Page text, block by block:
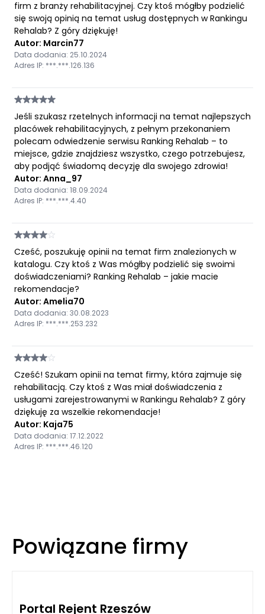
firm z branży rehabilitacyjnej. Czy ktoś mógłby podzielić
się swoją opinią na temat usług dostępnych w Rankingu
Rehalab? Z góry dziękuję!
Autor: Marcin77
Data dodania: 25.10.2024
Adres IP: ***.***.126.136
Jeśli szukasz rzetelnych informacji na temat najlepszych
placówek rehabilitacyjnych, z pełnym przekonaniem
polecam odwiedzenie serwisu Ranking Rehalab – to
miejsce, gdzie znajdziesz wszystko, czego potrzebujesz,
aby podjąć świadomą decyzję dla swojego zdrowia!
Autor: Anna_97
Data dodania: 18.09.2024
Adres IP: ***.***.4.40
Cześć, poszukuję opinii na temat firm znalezionych w
katalogu. Czy ktoś z Was mógłby podzielić się swoimi
doświadczeniami? Ranking Rehalab – jakie macie
rekomendacje?
Autor: Amelia70
Data dodania: 30.08.2023
Adres IP: ***.***.253.232
Cześć! Szukam opinii na temat firmy, która zajmuje się
rehabilitacją. Czy ktoś z Was miał doświadczenia z
usługami zarejestrowanymi w Rankingu Rehalab? Z góry
dziękuję za wszelkie rekomendacje!
Autor: Kaja75
Data dodania: 17.12.2022
Adres IP: ***.***.46.120
Powiązane firmy
Portal Rejent Rzeszów